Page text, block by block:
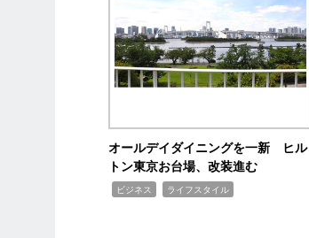
オールデイダイニングを一新 ヒル
トン東京お台場、改装進む
ビジネス ライフスタイル